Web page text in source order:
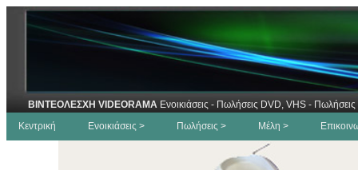
ΒΙΝΤΕΟΛΕΣΧΗ VIDEORAMA Ενοικιάσεις - Πωλήσεις DVD, VHS -
Κεντρική
Ενοικιάσεις > Πωλήσεις > Μέλη >